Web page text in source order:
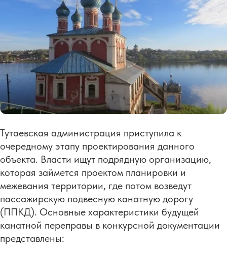
Тутаевская администрация приступила к
очередному этапу проектирования данного
объекта. Власти ищут подрядную организацию,
которая займется проектом планировки и
межевания территории, где потом возведут
пассажирскую подвесную канатную дорогу
(ППКД). Основные характеристики будущей
канатной переправы в конкурсной документации
представлены: